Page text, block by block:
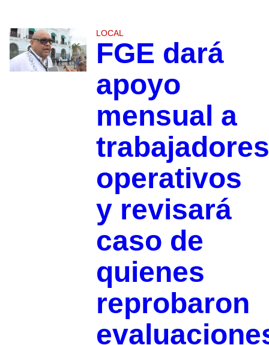
LOCAL
FGE dará
apoyo
mensual a
trabajadores
operativos
y revisará
caso de
quienes
reprobaron